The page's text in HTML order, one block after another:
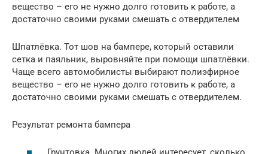
вещество – его не нужно долго готовить к работе, а
достаточно своими руками смешать с отвердителем
Шпатлёвка. Тот шов на бампере, который оставили
сетка и паяльник, выровняйте при помощи шпатлёвки.
Чаще всего автомобилисты выбирают полиэфирное
вещество – его не нужно долго готовить к работе, а
достаточно своими руками смешать с отвердителем.
Результат ремонта бампера